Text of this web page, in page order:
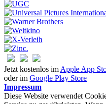
Jetzt kostenlos im Apple App
oder im Google Play Store
Impressum
Diese Website verwendet